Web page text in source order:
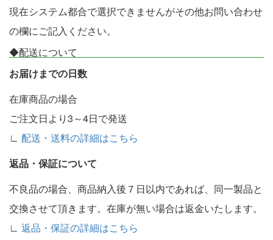
現在システム都合で選択できませんがその他お問い合わせ
の欄にご記入ください。
◆配送について
お届けまでの日数
在庫商品の場合
ご注文日より3～4日で発送
∟ 配送・送料の詳細はこちら
返品・保証について
不良品の場合、商品納入後７日以内であれば、同一製品と
交換させて頂きます。在庫が無い場合は返金いたします。
∟ 返品・保証の詳細はこちら